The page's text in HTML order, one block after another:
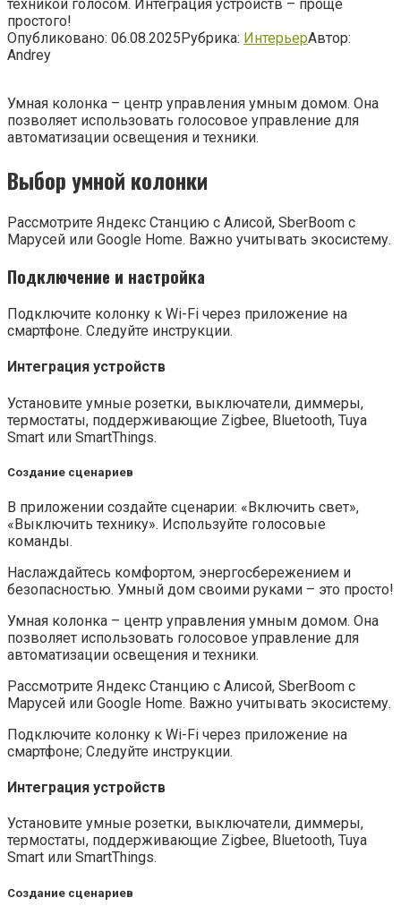
техникой голосом. Интеграция устройств – проще
простого!
Опубликовано: 06.08.2025Рубрика: ИнтерьерАвтор:
Andrey
Умная колонка – центр управления умным домом. Она
позволяет использовать голосовое управление для
автоматизации освещения и техники.
Выбор умной колонки
Рассмотрите Яндекс Станцию с Алисой, SberBoom с
Марусей или Google Home. Важно учитывать экосистему.
Подключение и настройка
Подключите колонку к Wi-Fi через приложение на
смартфоне. Следуйте инструкции.
Интеграция устройств
Установите умные розетки, выключатели, диммеры,
термостаты, поддерживающие Zigbee, Bluetooth, Tuya
Smart или SmartThings.
Создание сценариев
В приложении создайте сценарии: «Включить свет»,
«Выключить технику». Используйте голосовые
команды.
Наслаждайтесь комфортом, энергосбережением и
безопасностью. Умный дом своими руками – это просто!
Умная колонка – центр управления умным домом. Она
позволяет использовать голосовое управление для
автоматизации освещения и техники.
Рассмотрите Яндекс Станцию с Алисой, SberBoom с
Марусей или Google Home. Важно учитывать экосистему.
Подключите колонку к Wi-Fi через приложение на
смартфоне; Следуйте инструкции.
Интеграция устройств
Установите умные розетки, выключатели, диммеры,
термостаты, поддерживающие Zigbee, Bluetooth, Tuya
Smart или SmartThings.
Создание сценариев